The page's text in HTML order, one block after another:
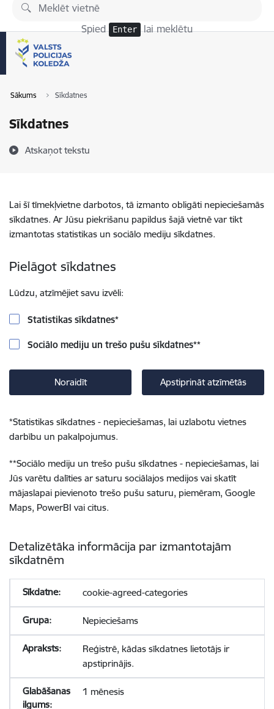
Pāriet uz lapas saturu
Spied Enter lai meklētu
Sākums Sīkdatnes
Sīkdatnes
Atskaņot tekstu
Lai šī tīmekļvietne darbotos, tā izmanto obligāti nepieciešamās
sīkdatnes. Ar Jūsu piekrišanu papildus šajā vietnē var tikt
izmantotas statistikas un sociālo mediju sīkdatnes.
Pielāgot sīkdatnes
Lūdzu, atzīmējiet savu izvēli:
Statistikas sīkdatnes*
Sociālo mediju un trešo pušu sīkdatnes**
Noraidīt Apstiprināt atzīmētās
*Statistikas sīkdatnes - nepieciešamas, lai uzlabotu vietnes
darbību un pakalpojumus.
**Sociālo mediju un trešo pušu sīkdatnes - nepieciešamas, lai
Jūs varētu dalīties ar saturu sociālajos medijos vai skatīt
mājaslapai pievienoto trešo pušu saturu, piemēram, Google
Maps, PowerBI vai citus.
Detalizētāka informācija par izmantotajām
sīkdatnēm
cookie-agreed-categories
Nepieciešams
Reģistrē, kādas sīkdatnes lietotājs ir
apstiprinājis.
1 mēnesis